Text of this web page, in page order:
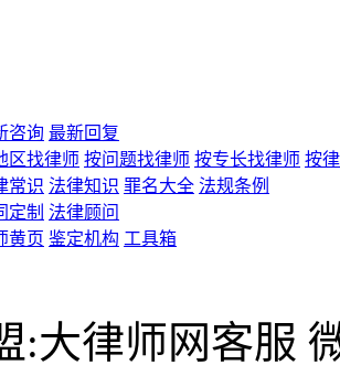
咨询 最新回复
区找律师 按问题找律师 按专长找律师 按
常识 法律知识 罪名大全 法规条例
定制 法律顾问
黄页 鉴定机构 工具箱
:大律师网客服